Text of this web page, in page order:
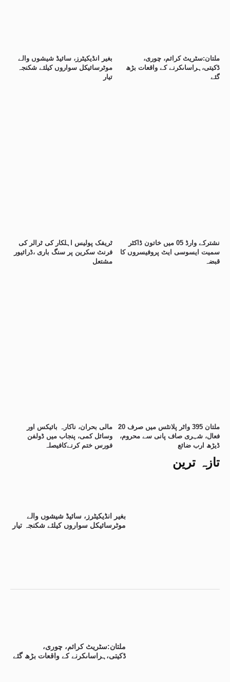
تازہ ترین
بغیر انڈیکیٹرز، سائیڈ شیشوں والے
موٹرسائیکل سواروں کیلئے شکنجہ تیار
ملتان:سٹریٹ کرائم، چوری،
ڈکیتی،ہراساںکرنے کے واقعات بڑھ گئے
بغیر انڈیکیٹرز، سائیڈ شیشوں والے
موٹرسائیکل سواروں کیلئے شکنجہ
تیار
ملتان:سٹریٹ کرائم، چوری،
ڈکیتی،ہراساںکرنے کے واقعات بڑھ
گئے
ٹریفک پولیس اہلکار کی ٹرالر کی
فرنٹ سکرین پر سنگ باری ،ڈرائیور
مشتعل
نشترکے وارڈ 05 میں خاتون ڈاکٹر
سمیت ایسوسی ایٹ پروفیسروں کا
قبضہ
مالی بحران، ناکارہ بائیکس اور
وسائل کمی، پنجاب میں ڈولفن
فورس ختم کرنےکافیصلہ
ملتان 395 واٹر پلانٹس میں صرف 20
فعال، شہری صاف پانی سے محروم،
ڈیڑھ ارب ضائع